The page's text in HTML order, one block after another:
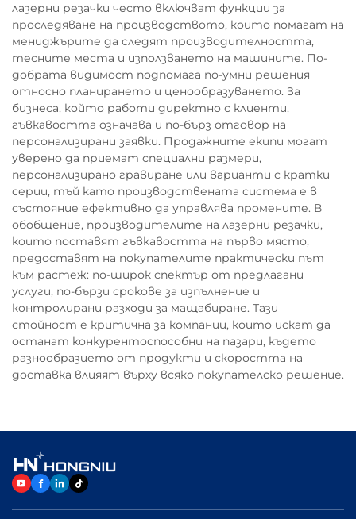
лазерни резачки често включват функции за
проследяване на производството, които помагат на
мениджърите да следят производителността,
тесните места и използването на машините. По-
добрата видимост подпомага по-умни решения
относно планирането и ценообразуването. За
бизнеса, който работи директно с клиенти,
гъвкавостта означава и по-бърз отговор на
персонализирани заявки. Продажните екипи могат
уверено да приемат специални размери,
персонализирано гравиране или варианти с кратки
серии, тъй като производствената система е в
състояние ефективно да управлява промените. В
обобщение, производителите на лазерни резачки,
които поставят гъвкавостта на първо място,
предоставят на покупателите практически път
към растеж: по-широк спектър от предлагани
услуги, по-бързи срокове за изпълнение и
контролирани разходи за мащабиране. Тази
стойност е критична за компании, които искат да
останат конкурентоспособни на пазари, където
разнообразието от продукти и скоростта на
доставка влияят върху всяко покупателско решение.